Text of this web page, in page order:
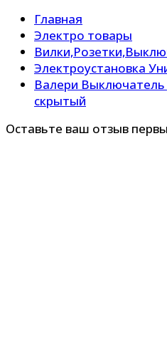
Главная
Электро товары
Электроустановка
Валери
скрытый
Оставьте ваш отзыв